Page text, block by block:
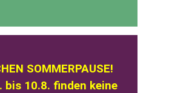
SOMMERPAUSE!
bis 10.8. finden keine